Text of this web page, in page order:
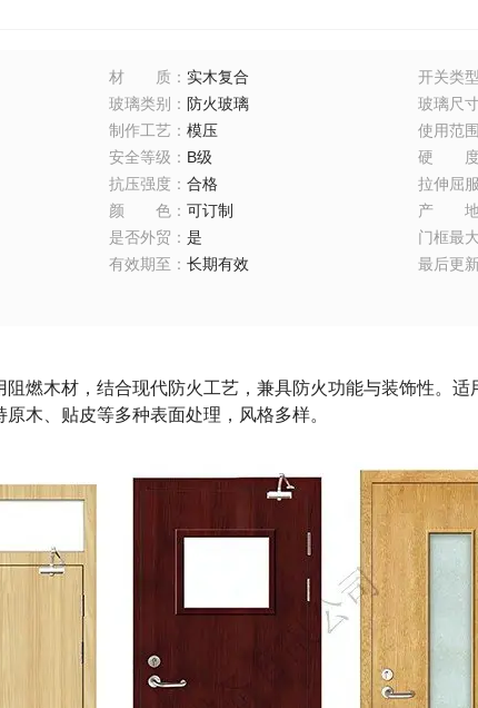
材质 ： 实木复合 开关类型
玻璃类别 ： 防火玻璃 玻璃尺
制作工艺： 模压 使用范围
安全等级 ： B级 硬度
抗压强度 ： 合格 拉伸屈
颜色： 可订制 产
是否外贸 ： 是 门框最
有效期至 ： 长期有效 最后更
燃木材，结合现代防火工艺，兼具防火功能与装饰性。
木、贴皮等多种表面处理，风格多样。